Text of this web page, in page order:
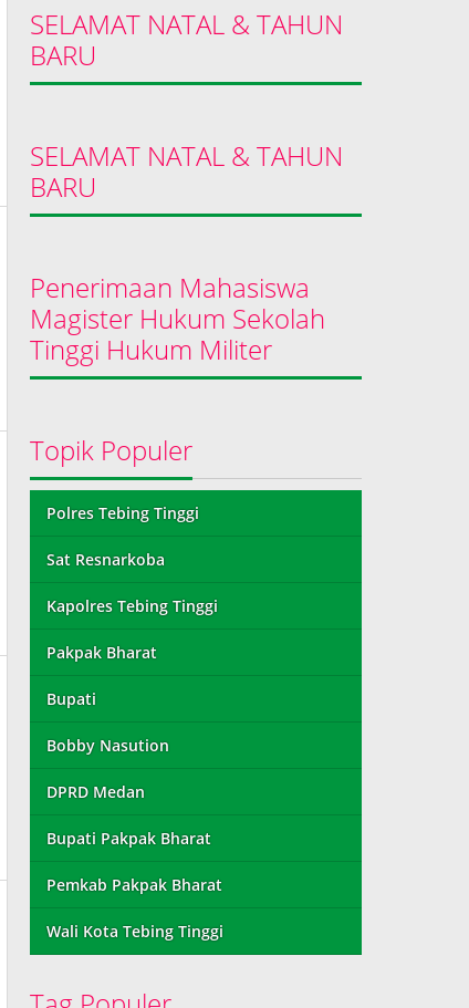
SELAMAT NATAL & TAHUN
BARU
SELAMAT NATAL & TAHUN
BARU
Penerimaan Mahasiswa
Magister Hukum Sekolah
Tinggi Hukum Militer
Topik Populer
Polres Tebing Tinggi
Sat Resnarkoba
Kapolres Tebing Tinggi
Pakpak Bharat
Bupati
Bobby Nasution
DPRD Medan
Bupati Pakpak Bharat
Pemkab Pakpak Bharat
Wali Kota Tebing Tinggi